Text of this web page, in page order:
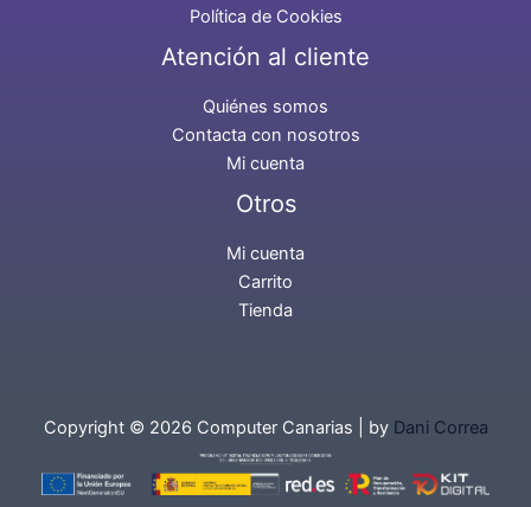
Política de Cookies
Atención al cliente
Quiénes somos
Contacta con nosotros
Mi cuenta
Otros
Mi cuenta
Carrito
Tienda
Copyright © 2026 Computer Canarias | by Dani Correa